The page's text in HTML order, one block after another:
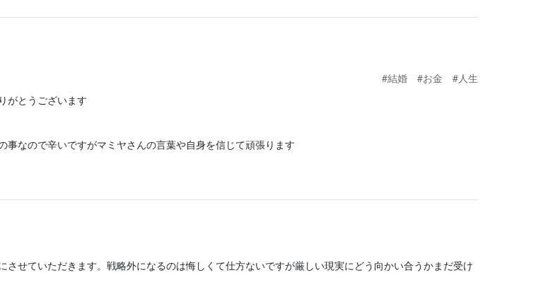
#結婚
#お金
#人生
がとうございます
事なので辛いですがマミヤさんの言葉や自身を信じて頑張ります
させていただきます。戦略外になるのは悔しくて仕方ないですが厳しい現実にどう向かい合うかまだ受け